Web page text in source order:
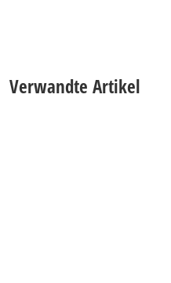
Verwandte Artikel